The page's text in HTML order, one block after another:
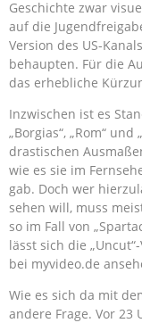
Geschichte zwar
auf die
Version des US-
behaupten. Für die
das erhebliche
Inzwischen ist es
„Borgias“, „Rom“
drastischen
wie es sie im
gab. Doch wer
sehen will, muss
so im Fall von
lässt sich die
bei myvideo.de
Wie es sich da mit
andere Frage. Vor 23